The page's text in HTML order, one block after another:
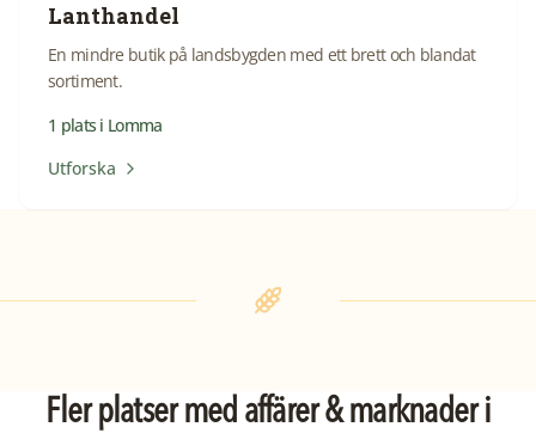
Lanthandel
En mindre butik på landsbygden med ett brett och blandat
sortiment.
1 plats i Lomma
Utforska
Fler platser med affärer & marknaderi